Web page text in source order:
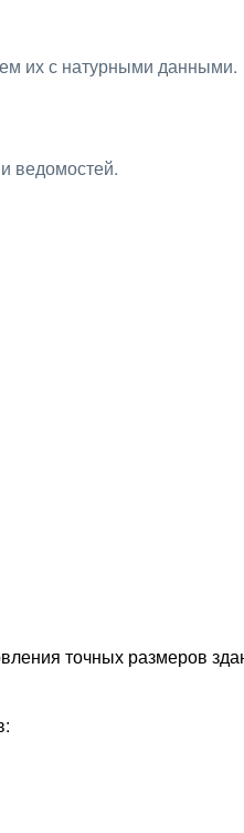
их с натурными данными.
ведомостей.
точных размеров